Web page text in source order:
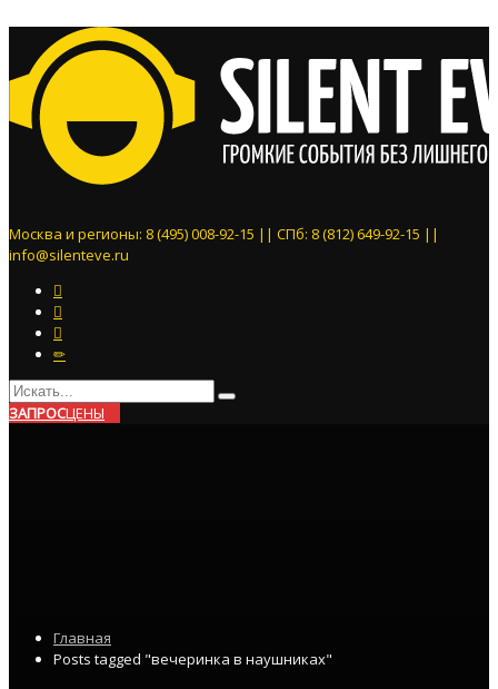
Москва и регионы: 8 (495) 008-92-15 || СПб: 8 (812) 649-92-15 ||
info@silenteve.ru
ЗАПРОСЦЕНЫ
Главная
Posts tagged "вечеринка в наушниках"